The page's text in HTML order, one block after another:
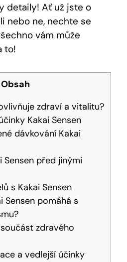
detaily! Ať ‍už ‌jste o
nebo‍ ne, nechte⁢ se
vám může‍
to!
Obsah
zdraví ‍a‌ vitalitu?
Kakai Sensen
dávkování Kakai
Sensen před jinými
s Kakai Sensen
Sensen pomáhá s⁢
zdravého
a vedlejší účinky